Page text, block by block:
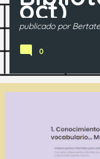
oct)
publicado por
0